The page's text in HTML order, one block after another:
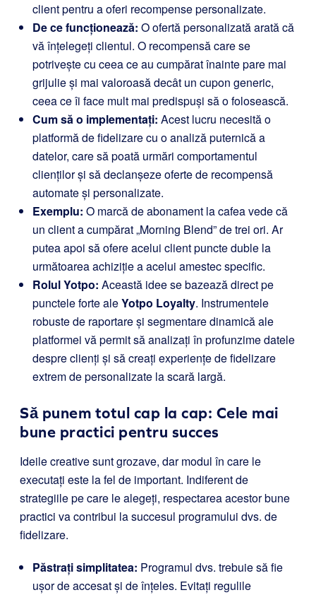
client pentru a oferi recompense personalizate.
De ce funcționează: O ofertă personalizată arată că
vă înțelegeți clientul. O recompensă care se
potrivește cu ceea ce au cumpărat înainte pare mai
grijulie și mai valoroasă decât un cupon generic,
ceea ce îi face mult mai predispuși să o folosească.
Cum să o implementați: Acest lucru necesită o
platformă de fidelizare cu o analiză puternică a
datelor, care să poată urmări comportamentul
clienților și să declanșeze oferte de recompensă
automate și personalizate.
Exemplu: O marcă de abonament la cafea vede că
un client a cumpărat „Morning Blend” de trei ori. Ar
putea apoi să ofere acelui client puncte duble la
următoarea achiziție a acelui amestec specific.
Rolul Yotpo: Această idee se bazează direct pe
punctele forte aleYotpo Loyalty. Instrumentele
robuste de raportare și segmentare dinamică ale
platformei vă permit să analizați în profunzime datele
despre clienți și să creați experiențe de fidelizare
extrem de personalizate la scară largă.
Să punem totul cap la cap: Cele mai
bune practici pentru succes
Ideile creative sunt grozave, dar modul în care le
executați este la fel de important. Indiferent de
strategiile pe care le alegeți, respectarea acestor bune
practici va contribui la succesul programului dvs. de
fidelizare.
Păstrați simplitatea: Programul dvs. trebuie să fie
ușor de accesat și de înțeles. Evitați regulile